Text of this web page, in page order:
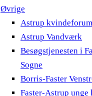
Øvrige
Astrup kvindeforum
Astrup Vandværk
Besøgstjenesten i
Sogne
Borris-Faster
Faster-Astrup unge